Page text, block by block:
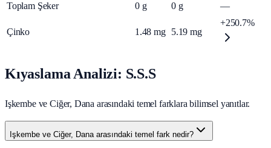
Toplam Şeker 0 g 0 g —
Çinko 1.48 mg 5.19 mg
+250.7%
Kıyaslama Analizi: S.S.S
Işkembe ve Ciğer, Dana arasındaki temel farklara bilimsel yanıtlar.
Işkembe ve Ciğer, Dana arasındaki temel fark nedir?